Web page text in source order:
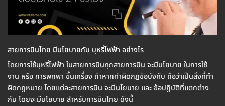
สายการบินไทย มีนโยบายกับ บุหรี่ไฟฟ้า อย่างไร
โดยการใช้บุหรี่ไฟฟ้า ในสายการบินทุกสายการบิน จะมีนโยบาย ในการใช้
งาน หรือ การพกพา ขึ้นเครื่อง ถ้าหากทำผิดกฎข้อบังคับ ถือว่าเป็นสิ่งที่ทำ
ผิดกฎหมาย โดยแต่ละสายการบิน จะมีนโยบาย และ ข้อปฎิบัติที่แตกต่าง
กัน โดยจะมีนโยบาย สำหรับการบินไทย ดังนี้